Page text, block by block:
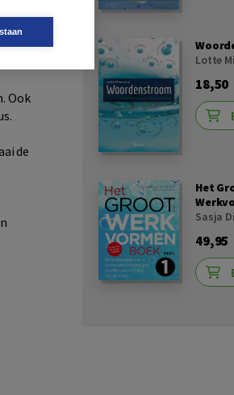
de
te
Ook
de
Lotte
18,50
Het
Sasja
49,95